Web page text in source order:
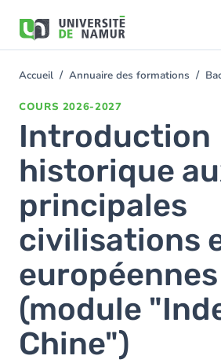
contenu
You
Accueil Annuaire des formations
COURS 2026-2027
Introduction
historique
principales
civilisations
européennes
(module
Chine")